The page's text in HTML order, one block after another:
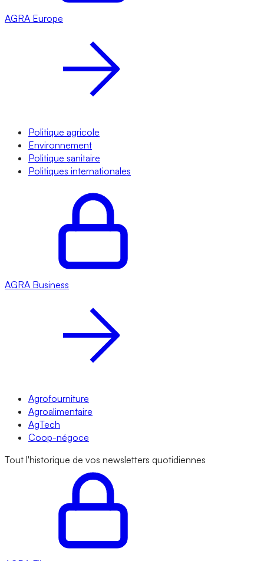
AGRA Europe
Politique agricole
Environnement
Politique sanitaire
Politiques internationales
AGRA Business
Agrofourniture
Agroalimentaire
AgTech
Coop-négoce
Tout l'historique de vos newsletters quotidiennes